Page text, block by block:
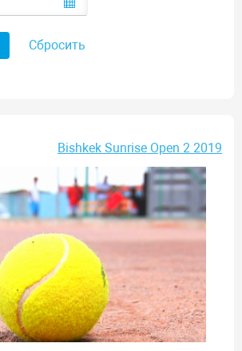
Сбросить
Bishkek Sunrise Open 2 2019